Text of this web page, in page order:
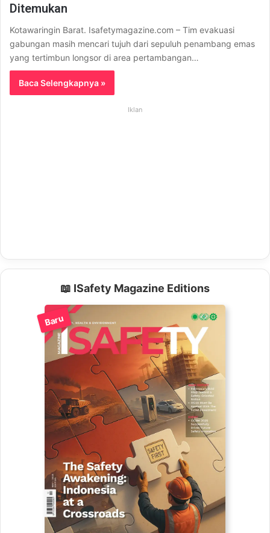
Ditemukan
Kotawaringin Barat. Isafetymagazine.com – Tim evakuasi
gabungan masih mencari tujuh dari sepuluh penambang emas
yang tertimbun longsor di area pertambangan…
Baca Selengkapnya »
Iklan
📖 ISafety Magazine Editions
Baru